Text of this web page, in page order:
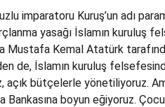
imparatoru Kuruş’un adı
yasağı İslamın kuruluş
Mustafa Kemal Atatürk
de, İslamın kuruluş
açık bütçelerle yönetiliyoruz.
boyun eğiyoruz.